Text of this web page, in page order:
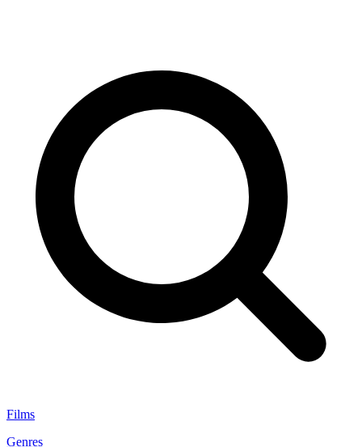
Films
Genres